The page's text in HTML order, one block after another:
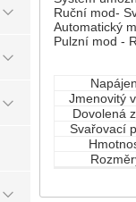
Ruční mod-
Automatický
Pulzní mod -
Jmenovitý
Dovolená
Svařovací